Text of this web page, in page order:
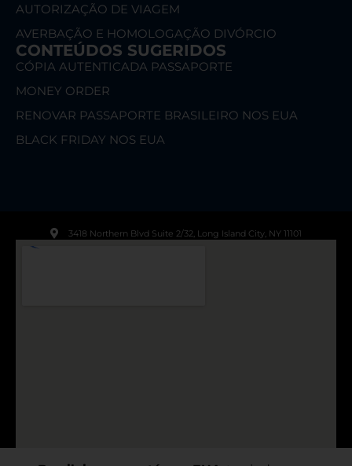
AUTORIZAÇÃO DE VIAGEM
AVERBAÇÃO E HOMOLOGAÇÃO DIVÓRCIO
CONTEÚDOS SUGERIDOS
CÓPIA AUTENTICADA PASSAPORTE
MONEY ORDER
RENOVAR PASSAPORTE BRASILEIRO NOS EUA
BLACK FRIDAY NOS EUA
3418 Northern Blvd Suite 2/32, Long Island City, NY 11101